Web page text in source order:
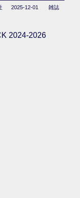
2025-12-01 雑誌
2024-2026